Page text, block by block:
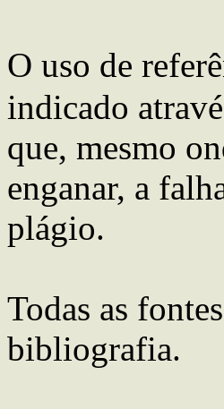
O uso de
indicado
que, mesmo
enganar, a
plágio.
Todas as
bibliografia.